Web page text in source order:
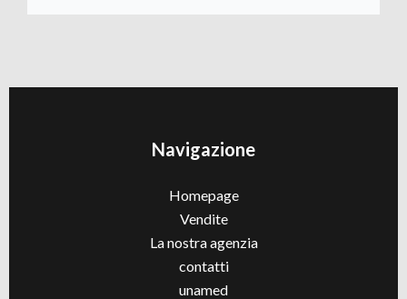
Navigazione
Homepage
Vendite
La nostra agenzia
contatti
unamed